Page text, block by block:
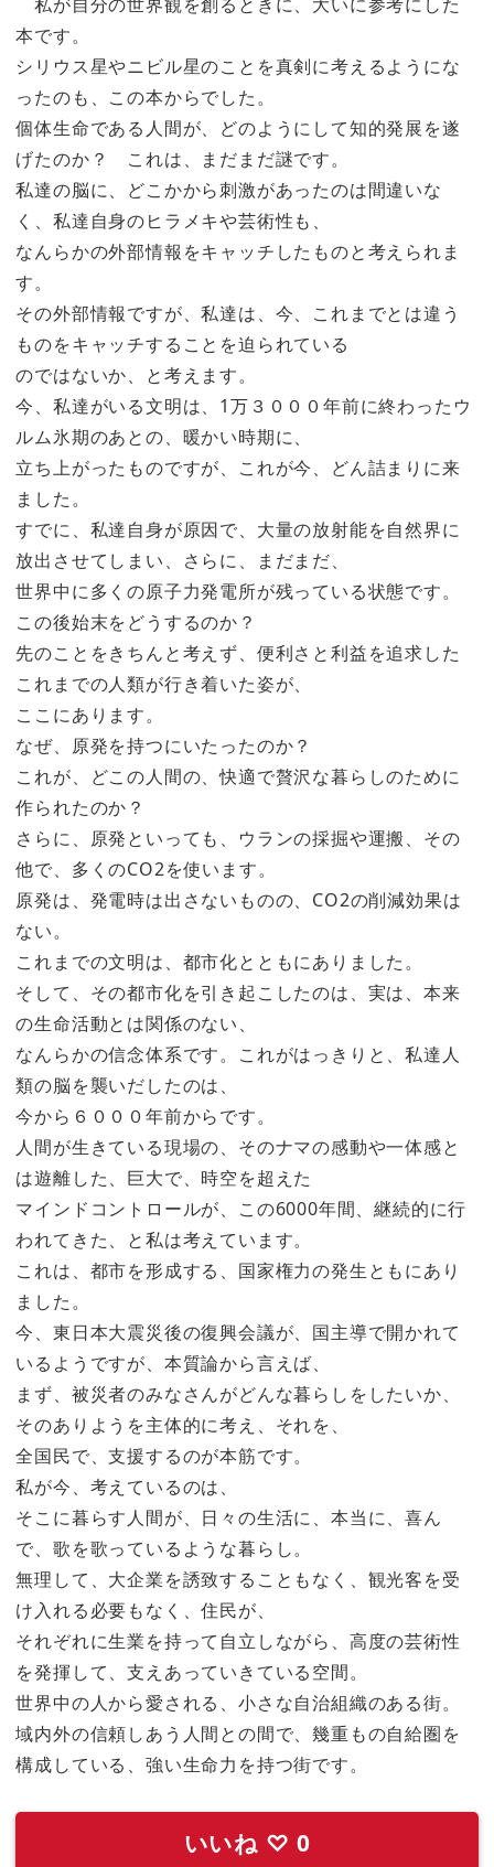
本です。
シリウス星やニビル星のことを真剣に考えるようにな
ったのも、この本からでした。
個体生命である人間が、どのようにして知的発展を遂
げたのか？ これは、まだまだ謎です。
私達の脳に、どこかから刺激があったのは間違いな
く、私達自身のヒラメキや芸術性も、
なんらかの外部情報をキャッチしたものと考えられま
す。
その外部情報ですが、私達は、今、これまでとは違う
ものをキャッチすることを迫られている
のではないか、と考えます。
今、私達がいる文明は、1万３０００年前に終わったウ
ルム氷期のあとの、暖かい時期に、
立ち上がったものですが、これが今、どん詰まりに来
ました。
すでに、私達自身が原因で、大量の放射能を自然界に
放出させてしまい、さらに、まだまだ、
世界中に多くの原子力発電所が残っている状態です。
この後始末をどうするのか？
先のことをきちんと考えず、便利さと利益を追求した
これまでの人類が行き着いた姿が、
ここにあります。
なぜ、原発を持つにいたったのか？
これが、どこの人間の、快適で贅沢な暮らしのために
作られたのか？
さらに、原発といっても、ウランの採掘や運搬、その
他で、多くのCO2を使います。
原発は、発電時は出さないものの、CO2の削減効果は
ない。
これまでの文明は、都市化とともにありました。
そして、その都市化を引き起こしたのは、実は、本来
の生命活動とは関係のない、
なんらかの信念体系です。これがはっきりと、私達人
類の脳を襲いだしたのは、
今から６０００年前からです。
人間が生きている現場の、そのナマの感動や一体感と
は遊離した、巨大で、時空を超えた
マインドコントロールが、この6000年間、継続的に行
われてきた、と私は考えています。
これは、都市を形成する、国家権力の発生ともにあり
ました。
今、東日本大震災後の復興会議が、国主導で開かれて
いるようですが、本質論から言えば、
まず、被災者のみなさんがどんな暮らしをしたいか、
そのありようを主体的に考え、それを、
全国民で、支援するのが本筋です。
私が今、考えているのは、
そこに暮らす人間が、日々の生活に、本当に、喜ん
で、歌を歌っているような暮らし。
無理して、大企業を誘致することもなく、観光客を受
け入れる必要もなく、住民が、
それぞれに生業を持って自立しながら、高度の芸術性
を発揮して、支えあっていきている空間。
世界中の人から愛される、小さな自治組織のある街。
域内外の信頼しあう人間との間で、幾重もの自給圏を
構成している、強い生命力を持つ街です。
いいね ♡ 0